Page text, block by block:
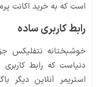
است که به خرید اکانت
رابط کاربری ساده
خوشبختانه نتفلیکس
دنیاست که رابط
استریمر آنلاین دیگر